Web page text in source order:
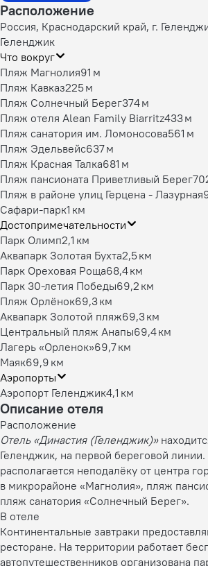
Расположение
Россия, Краснодарский край, г.
Геленджик
Что вокруг
Пляж Магнолия91 м
Пляж Кавказ225 м
Пляж Солнечный Берег374 м
Пляж отеля Alean Family Biarritz433 м
Пляж санатория им. Ломоносова561 м
Пляж Эдельвейс637 м
Пляж Красная Талка681 м
Пляж пансионата Приветливый Берег
Пляж в районе улиц Герцена - Лазурная
Сафари-парк1 км
Достопримечательности
Парк Олимп2,1 км
Аквапарк Золотая Бухта2,5 км
Парк Ореховая Роща68,4 км
Парк 30-летия Победы69,2 км
Пляж Орлёнок69,3 км
Аквапарк Золотой пляж69,3 км
Центральный пляж Анапы69,4 км
Лагерь «Орленок»69,7 км
Маяк69,9 км
Аэропорты
Аэропорт Геленджик4,1 км
Описание отеля
Расположение
Отель «Династия (Геленджик)»
Геленджик, на первой береговой линии.
располагается неподалёку от центра
в микрорайоне «Магнолия», пляж
пляж санатория «Солнечный Берег».
В отеле
Континентальные завтраки
ресторане. На территории работает
автопутешественников организована